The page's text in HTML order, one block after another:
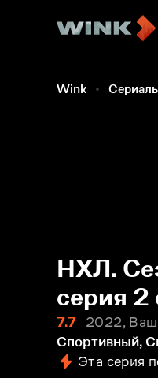
Wink
НХЛ.
серия 2
7.7
2022,
Спортивный,
Эта серия